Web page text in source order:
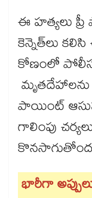
ఈ హత్యలు
కెన్నెత్‌లు
కోణంలో
పాయింట్
గాలింపు
భారీగా